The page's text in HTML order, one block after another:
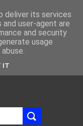
deliver its services
user-agent are
and security
usage
IT